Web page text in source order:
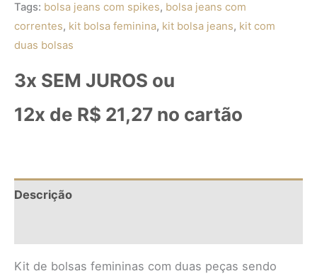
Tags: bolsa jeans com spikes, bolsa jeans com
correntes, kit bolsa feminina, kit bolsa jeans, kit com
duas bolsas
3x SEM JUROS ou
12x de R$ 21,27 no cartão
Descrição
Kit de bolsas femininas com duas peças sendo